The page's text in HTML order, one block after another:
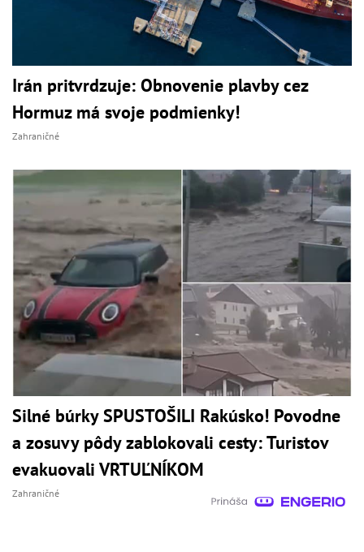
Irán pritvrdzuje: Obnovenie plavby cez
Hormuz má svoje podmienky!
Zahraničné
Silné búrky SPUSTOŠILI Rakúsko! Povodne
a zosuvy pôdy zablokovali cesty: Turistov
evakuovali VRTUĽNÍKOM
Zahraničné